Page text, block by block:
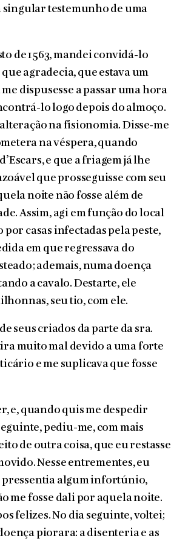
singular testemunho de uma
de 1563, mandei convidá-lo
agradecia, que estava um
dispusesse a passar uma hora
lo logo depois do almoço.
na fisionomia. Disse-me
na véspera, quando
e que a friagem já lhe
que prosseguisse com seu
noite não fosse além de
Assim, agi em função do local
casas infectadas pela peste,
em que regressava do
ademais, numa doença
a cavalo. Destarte, ele
seu tio, com ele.
seus criados da parte da sra.
muito mal devido a uma forte
e me suplicava que fosse
e, quando quis me despedir
pediu-me, com mais
de outra coisa, que eu restasse
Nesse entrementes, eu
pressentia algum infortúnio,
me fosse dali por aquela noite.
felizes. No dia seguinte, voltei;
piorara: a disenteria e as